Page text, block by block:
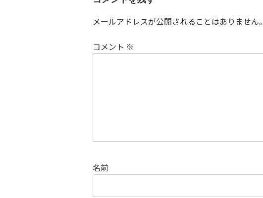
メールアドレスが公開されることはありません。
コメント ※
名前